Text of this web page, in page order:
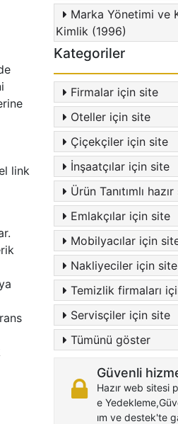
link
Marka Yönetimi ve
Kimlik (1996)
Kategoriler
Firmalar için site
Oteller için site
Çiçekçiler için site
İnşaatçılar için site
Ürün Tanıtımlı
Emlakçılar için site
Mobilyacılar için
Nakliyeciler için site
Temizlik firmaları
Servisçiler için site
Tümünü göster
Güvenli
Hazır web sitesi
e
ım ve destek'te